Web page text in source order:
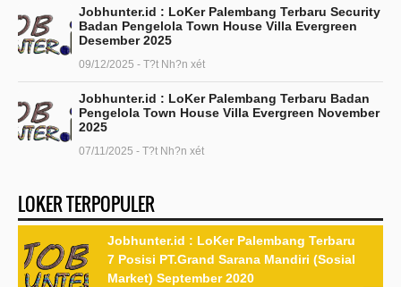
Jobhunter.id : LoKer Palembang Terbaru Security
Badan Pengelola Town House Villa Evergreen
Desember 2025
09/12/2025 - T?t Nh?n xét
Jobhunter.id : LoKer Palembang Terbaru Badan
Pengelola Town House Villa Evergreen November
2025
07/11/2025 - T?t Nh?n xét
LOKER TERPOPULER
Jobhunter.id : LoKer Palembang Terbaru
7 Posisi PT.Grand Sarana Mandiri (Sosial
Market) September 2020